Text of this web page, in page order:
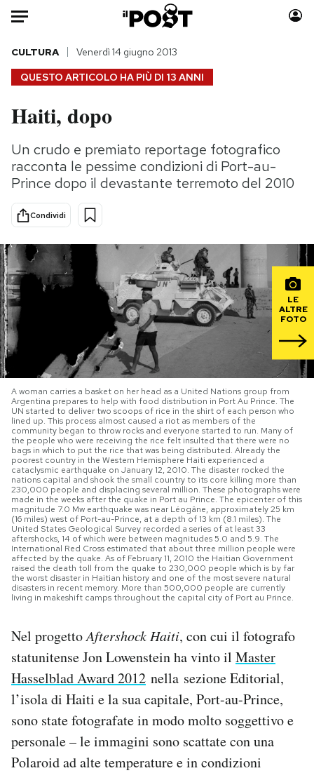
Auto
HOME
Italia
Politica
Tecnologia
Scienza
Economia
Sport
Consumismi
Storie/Idee
Altrecose
Mondiali calcio 2026
NEWSLETTER
I MIEI PREFERITI
SHOP
CALENDARIO
AREA PERSONALE
Area Personale
Notifiche mobile
Regala il Post
Hai bisogno di aiuto?
Esci
QUESTO ARTICOLO HA PIÙ DI 13 ANNI
CULTURA Venerdì 14 giugno 2013
Haiti, dopo
Un crudo e premiato reportage fotografico
racconta le pessime condizioni di Port-au-
Prince dopo il devastante terremoto del 2010
Condividi
LE
ALTRE
FOTO
A woman carries a basket on her head as a United Nations group from
Argentina prepares to help with food distribution in Port Au Prince. The
UN started to deliver two scoops of rice in the shirt of each person who
lined up. This process almost caused a riot as members of the
community began to throw rocks and everyone started to run. Many of
the people who were receiving the rice felt insulted that there were no
bags in which to put the rice that was being distributed. Already the
poorest country in the Western Hemisphere Haiti experienced a
cataclysmic earthquake on January 12, 2010. The disaster rocked the
nations capital and shook the small country to its core killing more than
230,000 people and displacing several million. These photographs were
made in the weeks after the quake in Port au Prince. The epicenter of this
magnitude 7.0 Mw earthquake was near Léogâne, approximately 25 km
(16 miles) west of Port-au-Prince, at a depth of 13 km (8.1 miles). The
United States Geological Survey recorded a series of at least 33
aftershocks, 14 of which were between magnitudes 5.0 and 5.9. The
International Red Cross estimated that about three million people were
affected by the quake. As of February 11, 2010 the Haitian Government
raised the death toll from the quake to 230,000 people which is by far
the worst disaster in Haitian history and one of the most severe natural
disasters in recent memory. More than 500,000 people are currently
living in makeshift camps throughout the capital city of Port au Prince.
Nel progettoAftershock Haiti, con cui il fotografo
statunitense Jon Lowenstein ha vinto il Master
Hasselblad Award 2012 nella sezione Editorial,
l’isola di Haiti e la sua capitale, Port-au-Prince,
sono state fotografate in modo molto soggettivo e
personale – le immagini sono scattate con una
Polaroid ad alte temperature e in condizioni